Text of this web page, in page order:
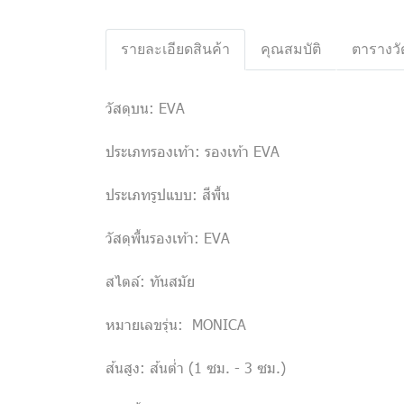
รายละเอียดสินค้า คุณสมบัติ ตาราง
วัสดุบน: EVA
ประเภทรองเท้า: รองเท้า EVA
ประเภทรูปแบบ: สีพื้น
วัสดุพื้นรองเท้า: EVA
สไตล์: ทันสมัย
หมายเลขรุ่น: MONICA
ส้นสูง: ส้นต่ำ (1 ซม. - 3 ซม.)